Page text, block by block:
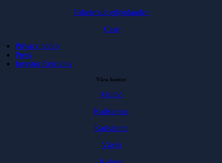
Paketerade erbjudanden
Case
Privacy policy
Press
Investor Relations
Våra kontor
Malmö
Karlskrona
Karlshamn
Växjö